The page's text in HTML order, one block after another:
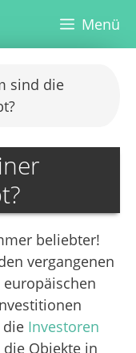
Menü
sind die
beliebter!
vergangenen
die Investoren
Objekte in